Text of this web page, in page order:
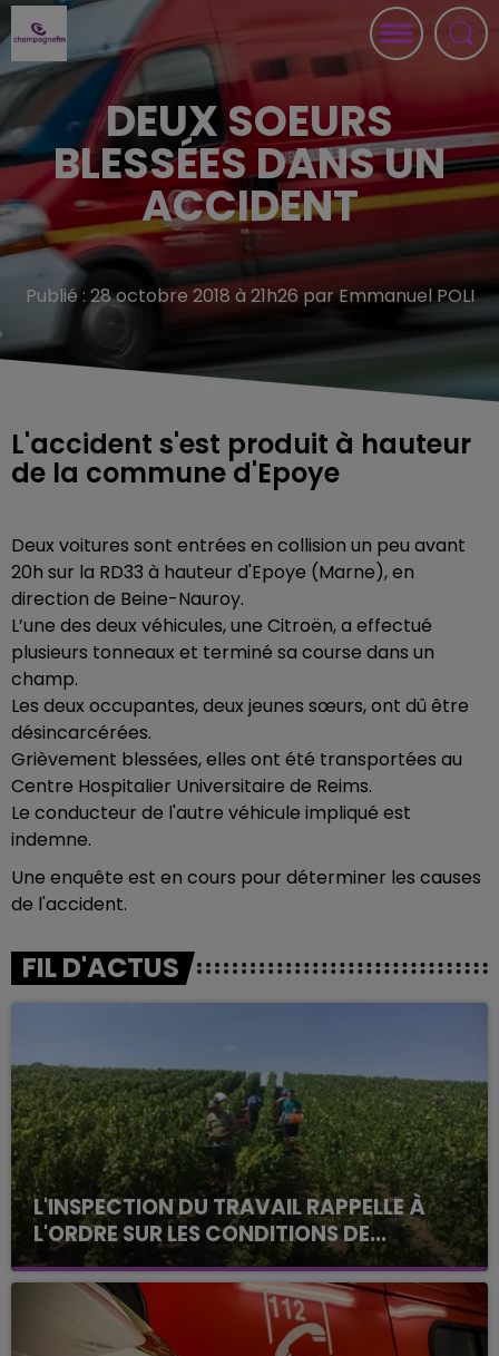
DEUX SOEURS
BLESSÉES DANS UN
ACCIDENT
Publié : 28 octobre 2018 à 21h26 par Emmanuel POLI
L'accident s'est produit à hauteur
de la commune d'Epoye
Deux voitures sont entrées en collision un peu avant
20h sur la RD33 à hauteur d'Epoye (Marne),en
direction de Beine-Nauroy.
L’une des deux véhicules, une Citroën, a effectué
plusieurs tonneaux et terminé sa course dans un
champ.
Les deux occupantes, deux jeunes sœurs, ont dû être
désincarcérées.
Grièvement blessées, elles ont été transportées au
Centre Hospitalier Universitaire de Reims.
Le conducteur de l'autre véhicule impliqué est
indemne.
Une enquête est en cours pour déterminer les causes
de l'accident.
FIL D'ACTUS
L'INSPECTION DU TRAVAIL RAPPELLE À
L'ORDRE SUR LES CONDITIONS DE...
Alors que les dates de début des vendange 2026
s'est avéré être plus précoce que prévu,
l'inspection du Travail en profite pour rappeler
les conditions de...